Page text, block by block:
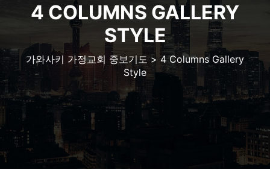
4 COLUMNS GALLERY
STYLE
가와사키 가정교회 중보기도>4 Columns Gallery
Style